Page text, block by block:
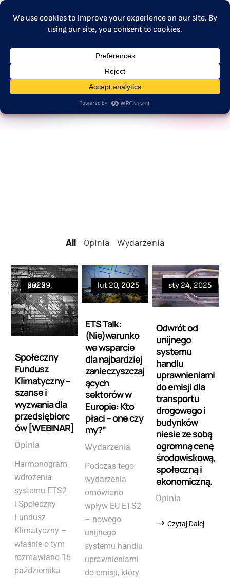
MENU
dekarbonizacja
All
All Opinia Wydarzenia
Społeczny
Fundusz
Klimatyczny –
szanse i
wyzwania dla
przedsiębiorc
ów [WEBINAR]
paź 29, 2025
Opinia
Harmonogram
wdrożenia
systemu ETS2
i Społeczny
Fundusz
Klimatyczny –
właśnie o tym
rozmawiano 16
października
ETS Talk:
(Nie)warunko
we wsparcie
dla najbardziej
zanieczyszczaj
ących
sektorów w
Europie: Kto
płaci – one czy
my?”
lut 20, 2025
Wydarzenia
Podczas tego
wydarzenia
omówiono
wpływ EU ETS2
– nowego
unijnego
systemu handlu
uprawnieniami
do emisji, który
Odwrót od
unijnego
systemu
handlu
uprawnieniami
do emisji dla
transportu
drogowego i
budynków
niesie ze sobą
ogromną cenę
środowiskową,
społeczną i
ekonomiczną.
sty 24, 2025
Opinia
Czytaj Dalej